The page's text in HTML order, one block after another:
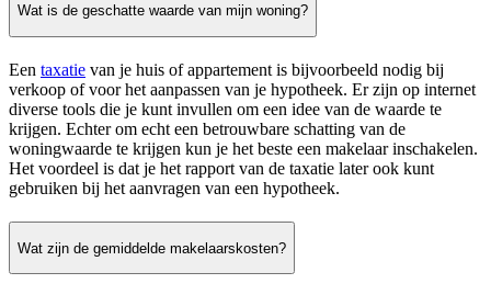
Wat is de geschatte waarde van mijn woning?
Een taxatie van je huis of appartement is bijvoorbeeld nodig bij
verkoop of voor het aanpassen van je hypotheek. Er zijn op internet
diverse tools die je kunt invullen om een idee van de waarde te
krijgen. Echter om echt een betrouwbare schatting van de
woningwaarde te krijgen kun je het beste een makelaar inschakelen.
Het voordeel is dat je het rapport van de taxatie later ook kunt
gebruiken bij het aanvragen van een hypotheek.
Wat zijn de gemiddelde makelaarskosten?